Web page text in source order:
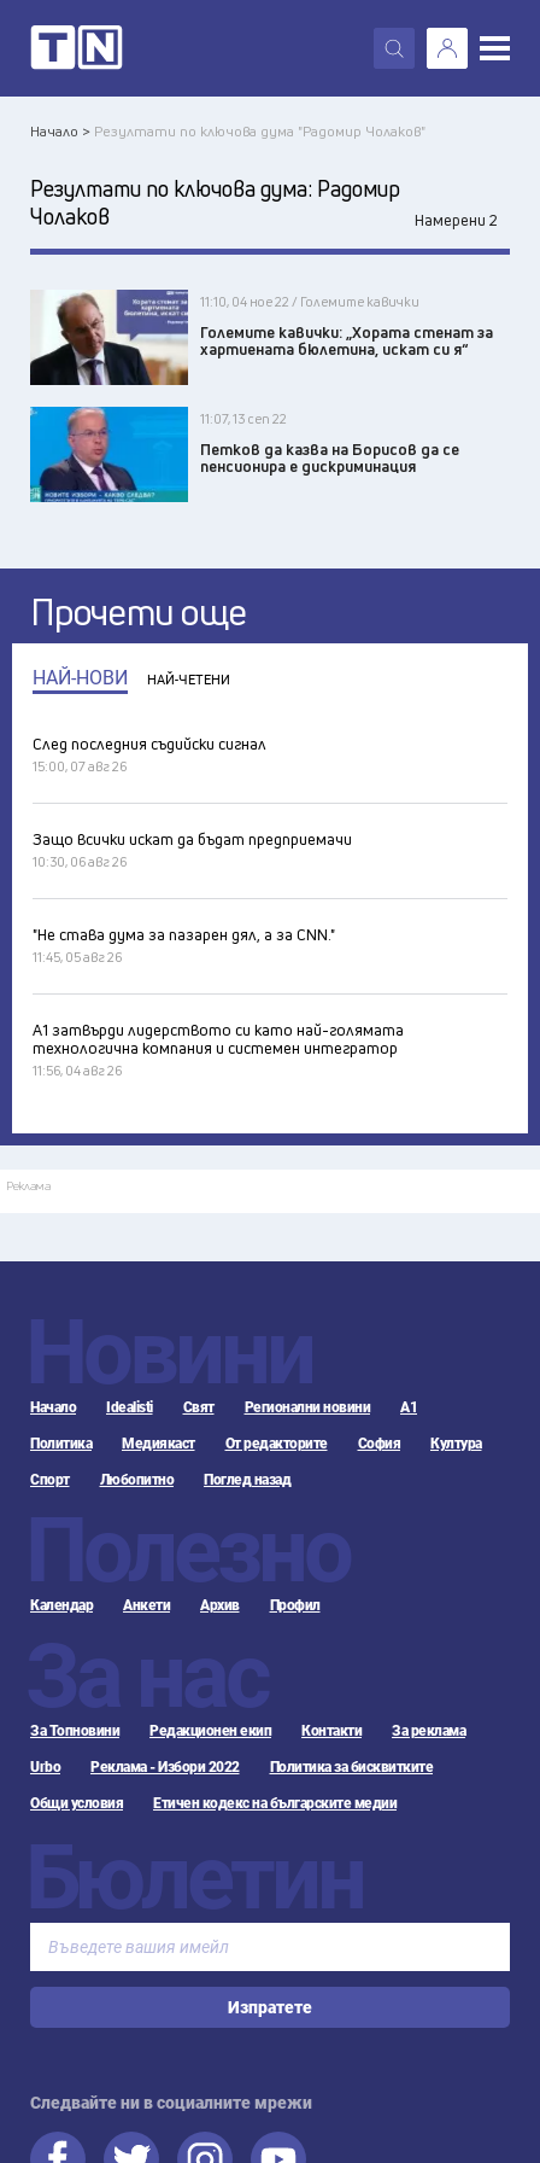
X
Начало > Резултати по ключова дума "Радомир Чолаков"
Резултати по ключова дума: Радомир
Чолаков
Намерени 2
11:10, 04 ное 22 / Големите кавички
Големите кавички: „Хората стенат за
хартиената бюлетина, искат си я“
11:07, 13 сеп 22
Петков да казва на Борисов да се
пенсионира е дискриминация
Прочети още
НАЙ-НОВИ НАЙ-ЧЕТЕНИ
След последния съдийски сигнал
15:00, 07 авг 26
Защо всички искат да бъдат предприемачи
10:30, 06 авг 26
"Не става дума за пазарен дял, а за CNN."
11:45, 05 авг 26
А1 затвърди лидерството си като най-голямата
технологична компания и системен интегратор
11:56, 04 авг 26
Реклама
Новини
Начало Idealisti Свят Регионални новини А1
Политика Медиякаст От редакторите София Култура
Спорт Любопитно Поглед назад
Полезно
Календар Анкети Архив Профил
За нас
За Топновини Редакционен екип Контакти За реклама
Urbo Реклама - Избори 2022 Политика за бисквитките
Общи условия Етичен кодекс на българските медии
Бюлетин
Изпратете
Следвайте ни в социалните мрежи